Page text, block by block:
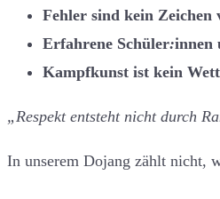
Fehler sind kein Zeichen
Erfahrene Schüler:innen
Kampfkunst ist kein
„Respekt entsteht nicht durch
In unserem Dojang zählt nicht,